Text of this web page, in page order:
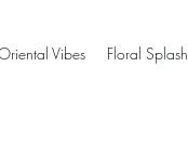
Vibes Floral Splash